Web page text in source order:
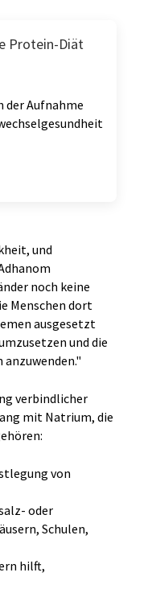
Protein-Diät
der Aufnahme
und
noch keine
Menschen dort
ausgesetzt
und die
verbindlicher
mit Natrium, die
von
oder
Schulen,
hilft,